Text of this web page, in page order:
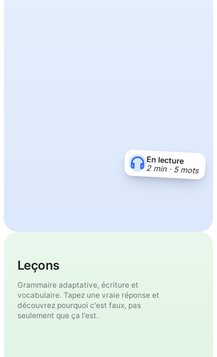
En lecture
2 min · 5 mots
Leçons
Grammaire adaptative, écriture et
vocabulaire. Tapez une vraie réponse et
découvrez pourquoi c'est faux, pas
seulement que ça l'est.